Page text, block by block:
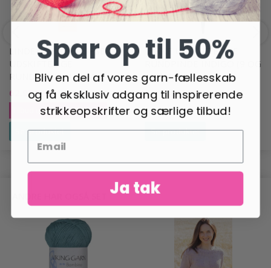
LINDEHOBBY ECLIPSE
UDSKIFTELIGE
RUNDPINDE, 13 CM
62,95 DKK 89,95 DKK
Tilbud udløber 31/08/2026
Se produktet
LYKKE UDSKIFTELIGE
RUNDPINDE INDIGO (9 OG
13 CM)
66,95 DKK
Se produktet
Spar op til 50%
Bliv en del af vores garn-fællesskab
og få eksklusiv adgang til inspirerende
strikkeopskrifter og særlige tilbud!
Ja tak